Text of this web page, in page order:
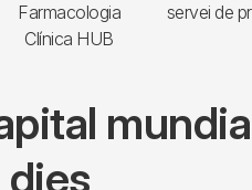
Farmacologia
Clínica HUB
servei de
dies